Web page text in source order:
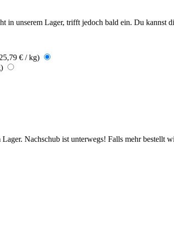
in unserem Lager, trifft jedoch bald ein. Du kannst
€ / kg)
Nachschub ist unterwegs! Falls mehr bestellt